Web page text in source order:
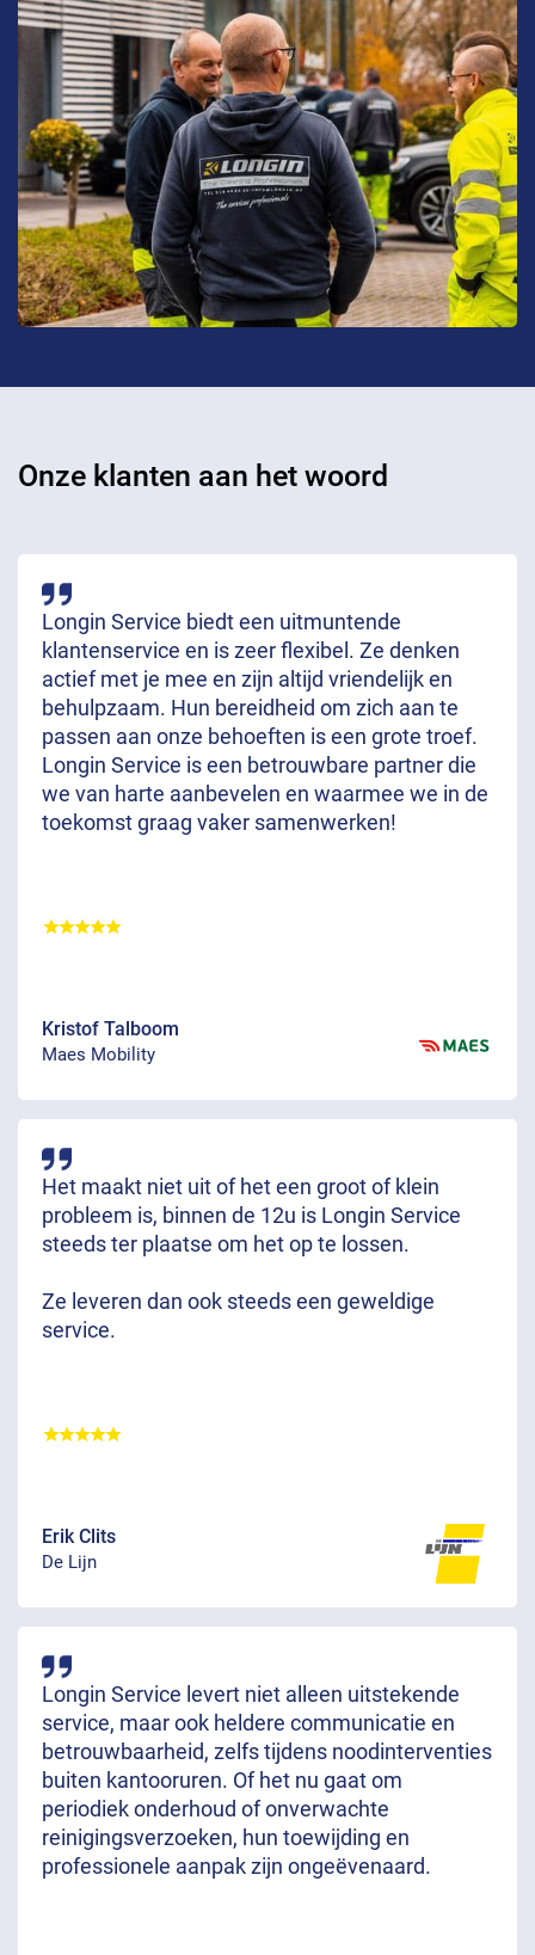
Onze klanten aan het woord
Longin Service biedt een uitmuntende
klantenservice en is zeer flexibel. Ze denken
actief met je mee en zijn altijd vriendelijk en
behulpzaam. Hun bereidheid om zich aan te
passen aan onze behoeften is een grote troef.
Longin Service is een betrouwbare partner die
we van harte aanbevelen en waarmee we in de
toekomst graag vaker samenwerken!
Kristof Talboom
Maes Mobility
Het maakt niet uit of het een groot of klein
probleem is, binnen de 12u is Longin Service
steeds ter plaatse om het op te lossen.
Ze leveren dan ook steeds een geweldige
service.
Erik Clits
De Lijn
Longin Service levert niet alleen uitstekende
service, maar ook heldere communicatie en
betrouwbaarheid, zelfs tijdens noodinterventies
buiten kantooruren. Of het nu gaat om
periodiek onderhoud of onverwachte
reinigingsverzoeken, hun toewijding en
professionele aanpak zijn ongeëvenaard.